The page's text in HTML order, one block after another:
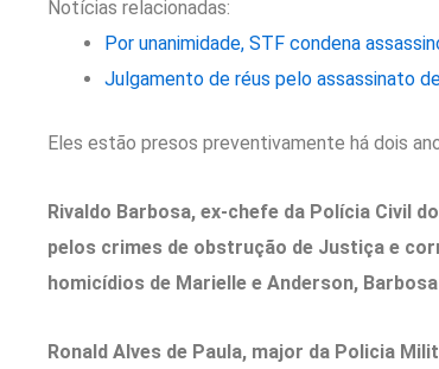
Notícias relacionadas:
Por unanimidade, STF condena
Julgamento de réus pelo assassinato
Eles estão presos preventivamente há dois
Rivaldo Barbosa, ex-chefe da Polícia Civil
pelos crimes de obstrução de Justiça e
homicídios de Marielle e Anderson,
Ronald Alves de Paula, major da Policia